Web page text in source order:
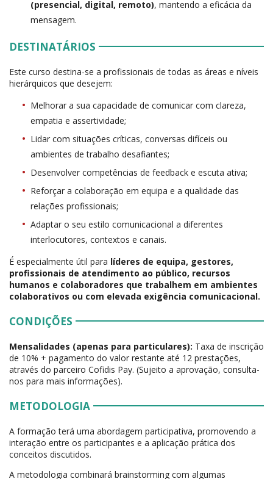
(presencial, digital, remoto), mantendo a eficácia da
mensagem.
DESTINATÁRIOS
Este curso destina-se a profissionais de todas as áreas e níveis
hierárquicos que desejem:
Melhorar a sua capacidade de comunicar com clareza,
empatia e assertividade;
Lidar com situações críticas, conversas difíceis ou
ambientes de trabalho desafiantes;
Desenvolver competências de feedback e escuta ativa;
Reforçar a colaboração em equipa e a qualidade das
relações profissionais;
Adaptar o seu estilo comunicacional a diferentes
interlocutores, contextos e canais.
É especialmente útil para líderes de equipa, gestores,
profissionais de atendimento ao público, recursos
humanos e colaboradores que trabalhem em ambientes
colaborativos ou com elevada exigência comunicacional.
CONDIÇÕES
Mensalidades (apenas para particulares): Taxa de inscrição
de 10% + pagamento do valor restante até 12 prestações,
através do parceiro Cofidis Pay. (Sujeito a aprovação, consulta-
nos para mais informações).
METODOLOGIA
A formação terá uma abordagem participativa, promovendo a
interação entre os participantes e a aplicação prática dos
conceitos discutidos.
A metodologia combinará brainstorming com algumas